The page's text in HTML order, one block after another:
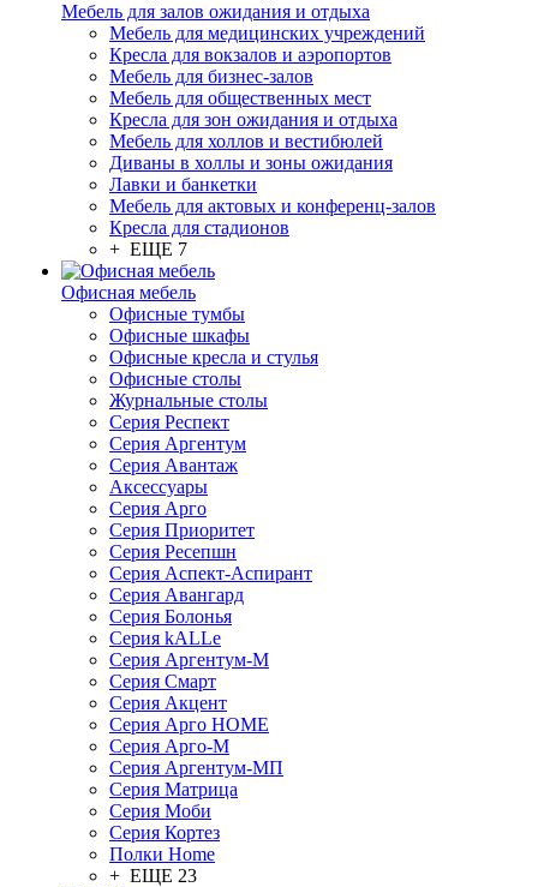
Мебель для залов ожидания и отдыха
Мебель для медицинских учреждений
Кресла для вокзалов и аэропортов
Мебель для бизнес-залов
Мебель для общественных мест
Кресла для зон ожидания и отдыха
Мебель для холлов и вестибюлей
Диваны в холлы и зоны ожидания
Лавки и банкетки
Мебель для актовых и конференц-залов
Кресла для стадионов
+ ЕЩЕ 7
Офисная мебель
Офисные тумбы
Офисные шкафы
Офисные кресла и стулья
Офисные столы
Журнальные столы
Серия Респект
Серия Аргентум
Серия Авантаж
Аксессуары
Серия Арго
Серия Приоритет
Серия Ресепшн
Серия Аспект-Аспирант
Серия Авангард
Серия Болонья
Серия kALLe
Серия Аргентум-М
Серия Смарт
Серия Акцент
Серия Арго HOME
Серия Арго-М
Серия Аргентум-МП
Серия Матрица
Серия Моби
Серия Кортез
Полки Home
+ ЕЩЕ 23